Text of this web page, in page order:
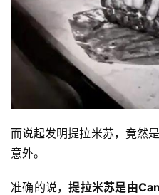
而说起发明提拉米苏，竟然
意外。
准确的说，提拉米苏是由